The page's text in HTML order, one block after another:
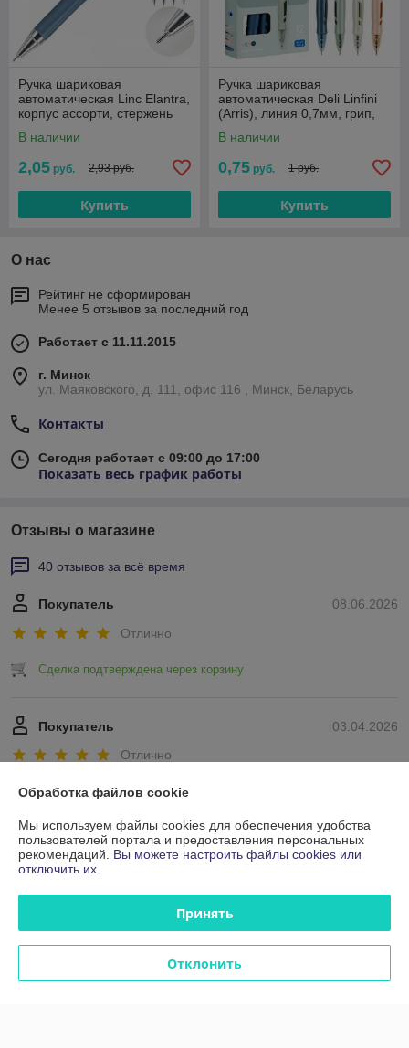
Ручка шариковая
автоматическая Linc Elantra,
корпус ассорти, стержень
В наличии
2,05 руб. 2,93 руб.
Купить
Ручка шариковая
автоматическая Deli Linfini
(Arris), линия 0,7мм, грип,
В наличии
0,75 руб. 1 руб.
Купить
О нас
Рейтинг не сформирован
Менее 5 отзывов за последний год
Работает с 11.11.2015
г. Минск
ул. Маяковского, д. 111, офис 116 , Минск, Беларусь
Контакты
Сегодня работает с 09:00 до 17:00
Показать весь график работы
Отзывы о магазине
40 отзывов за всё время
08.06.2026
Покупатель
Отлично
Сделка подтверждена через корзину
03.04.2026
Покупатель
Отлично
Сделка подтверждена через корзину
Показать все отзывы
О нас
Доставка и оплата
Обработка файлов cookie
Мы используем файлы cookies для обеспечения удобства
пользователей портала и предоставления персональных
рекомендаций. Вы можете настроить файлы cookies или
отключить их.
Принять
Отклонить